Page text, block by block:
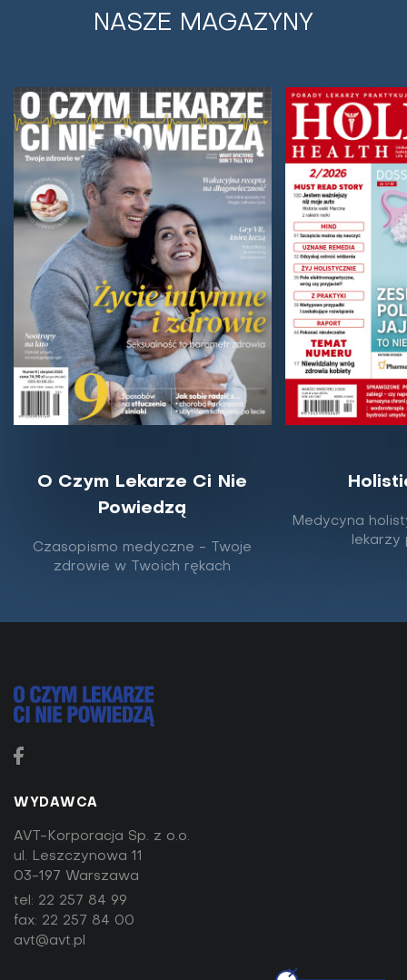
dobowego są groźne dla zdrowia
Badania dowiodły, że niedostateczna ilość snu
zwiększa ryzyko wielu chorób, przyspiesza starzenie
się organizmu i skraca życie. Naturalny rytm...
Niedobór witaminy D a obturacyjny
bezdech senny. Czy jest między nimi
związek?
NASZE MAGAZYNY
O Czym Lekarze Ci Nie
Powiedzą
Czasopismo medyczne - Twoje
zdrowie w Twoich rękach
Medycyna
lekarzy
WYDAWCA
AVT-Korporacja Sp. z o.o.
ul. Leszczynowa 11
03-197 Warszawa
tel: 22 257 84 99
fax: 22 257 84 00
avt@avt.pl